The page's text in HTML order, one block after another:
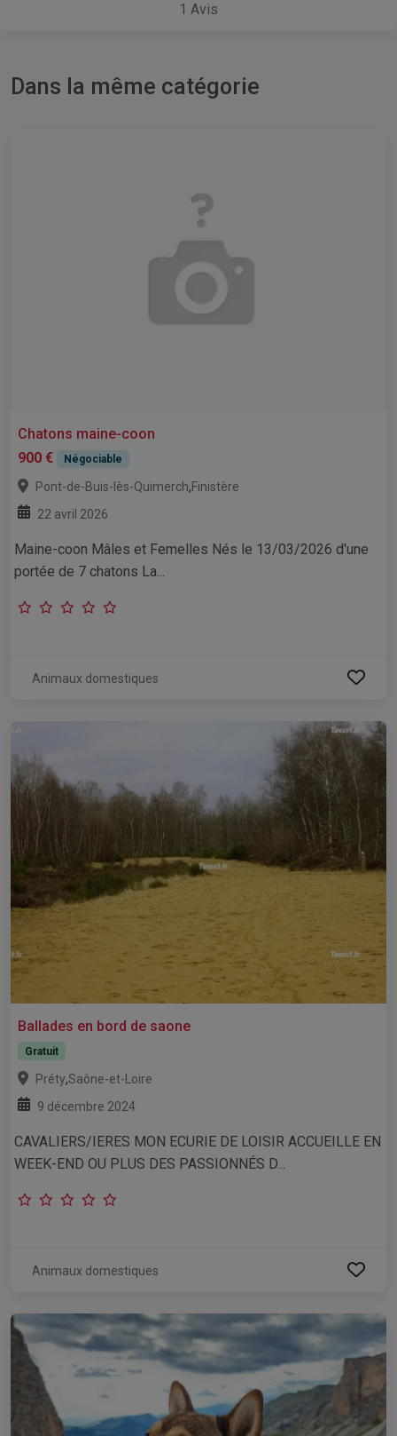
1 Avis
Dans la même catégorie
Chatons maine-coon
900 €
Négociable
Pont-de-Buis-lès-Quimerch,Finistère
22 avril 2026
Maine-coon Mâles et Femelles Nés le 13/03/2026 d'une
portée de 7 chatons La...
Animaux domestiques
Ballades en bord de saone
Gratuit
Préty,Saône-et-Loire
9 décembre 2024
CAVALIERS/IERES MON ECURIE DE LOISIR ACCUEILLE EN
WEEK-END OU PLUS DES PASSIONNÉS D...
Animaux domestiques